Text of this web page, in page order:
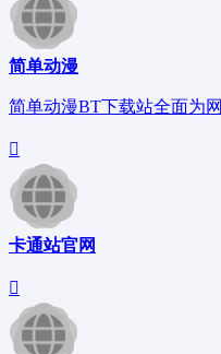
简单动漫
简单动漫BT下载站全面为
卡通站官网